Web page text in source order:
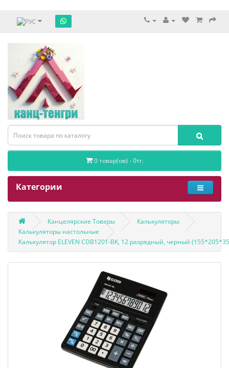
0 товар(ов) - 0тг.
Категории
Канцелярские Товары
Калькуляторы
Калькуляторы настольные
Калькулятор ELEVEN CDB1201-BK, 12 разрядный, черный